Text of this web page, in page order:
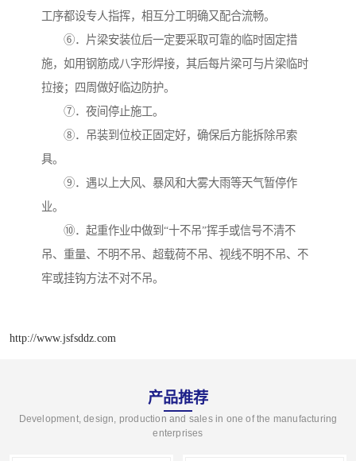
工序都设专人指挥，相互分工明确又配合流畅。
⑥．片梁安装位后一定要采取可靠的临时固定措
施，如用钢筋成八字形焊接，其后每片梁可与片梁临时
拉接；四周做好临边防护。
⑦．夜间停止施工。
⑧．吊装到位校正固定好，确保后方能拆除吊索
具。
⑨．遇以上大风、暴风和大雾大雨等天气暂停作
业。
⑩．起重作业中做到“十不吊”挥手或信号不清不
吊、重量、不明不吊、超载荷不吊、视线不明不吊、不
牢或挂钩方法不对不吊。
http://www.jsfsddz.com
产品推荐
Development, design, production and sales in one of the manufacturing
enterprises